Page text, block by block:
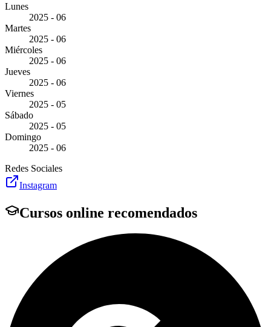
Lunes
2025 - 06
Martes
2025 - 06
Miércoles
2025 - 06
Jueves
2025 - 06
Viernes
2025 - 05
Sábado
2025 - 05
Domingo
2025 - 06
Redes Sociales
Instagram
Cursos online recomendados